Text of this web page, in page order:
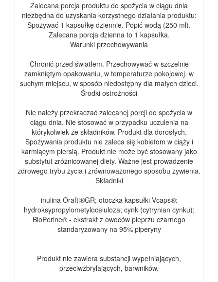
Zalecana porcja produktu do spożycia w ciągu dnia
niezbędna do uzyskania korzystnego działania produktu:
Spożywać 1 kapsułkę dziennie. Popić wodą (250 ml).
Zalecana porcja dzienna to 1 kapsułka.
Warunki przechowywania
Chronić przed światłem. Przechowywać w szczelnie
zamkniętym opakowaniu, w temperaturze pokojowej, w
suchym miejscu, w sposób niedostępny dla małych dzieci.
Środki ostrożności
Nie należy przekraczać zalecanej porcji do spożycia w
ciągu dnia. Nie stosować w przypadku uczulenia na
którykolwiek ze składników. Produkt dla dorosłych.
Spożywania produktu nie zaleca się kobietom w ciąży i
karmiącym piersią. Produkt nie może być stosowany jako
substytut zróżnicowanej diety. Ważne jest prowadzenie
zdrowego trybu życia i zrównoważonego sposobu żywienia.
Składniki
inulina Orafti®GR; otoczka kapsułki Vcaps®:
hydroksypropylometyloceluloza; cynk (cytrynian cynku);
BioPerine® - ekstrakt z owoców pieprzu czarnego
standaryzowany na 95% piperyny
Produkt nie zawiera substancji wypełniających,
przeciwzbrylających, barwników.